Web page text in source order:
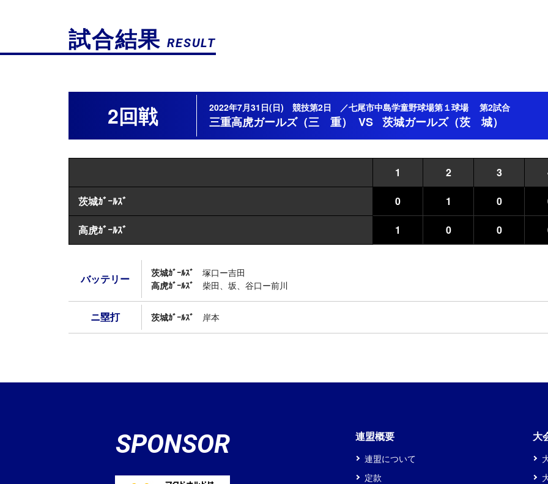
試合結果 RESULT
2回戦 2022年7月31日(日) 競技第2日 ／七尾市中島学童野球場第１球場 第2試合
三重高虎ガールズ（三 重） VS 茨城ガールズ（茨 城）
1 2 3
茨城ｶﾞｰﾙｽﾞ 0 1 0
高虎ｶﾞｰﾙｽﾞ 1 0 0
バッテリー 茨城ｶﾞｰﾙｽﾞ
塚口ー吉田
高虎ｶﾞｰﾙｽﾞ
柴田、坂、谷口ー前川
ニ塁打 茨城ｶﾞｰﾙｽﾞ 岸本
SPONSOR 連盟概要
連盟について
定款
大